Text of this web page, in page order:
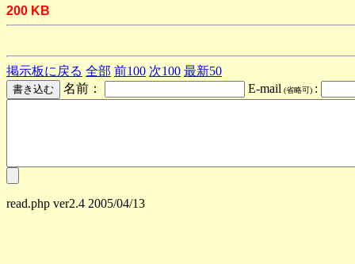
200 KB
掲示板に戻る 全部 前100 次100 最新50
名前：
E-mail (省略可) :
read.php ver2.4 2005/04/13